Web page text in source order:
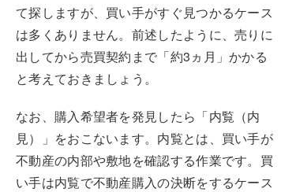
て探しますが、買い手がすぐ見つかるケース
は多くありません。前述したように、売りに
出してから売買契約まで「約3ヵ月」かかる
と考えておきましょう。
なお、購入希望者を発見したら「内覧（内
見）」をおこないます。内覧とは、買い手が
不動産の内部や敷地を確認する作業です。買
い手は内覧で不動産購入の決断をするケース